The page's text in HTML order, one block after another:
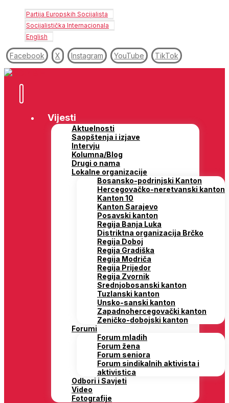
Partija Europskih Socijalista
Socijalistička Internacionala
English
Facebook X Instagram YouTube TikTok
Vijesti
Aktuelnosti
Saopštenja i izjave
Intervju
Kolumna/Blog
Drugi o nama
Lokalne organizacije
Bosansko-podrinjski Kanton
Hercegovačko-neretvanski kanton
Kanton 10
Kanton Sarajevo
Posavski kanton
Regija Banja Luka
Distriktna organizacija Brčko
Regija Doboj
Regija Gradiška
Regija Modriča
Regija Prijedor
Regija Zvornik
Srednjobosanski kanton
Tuzlanski kanton
Unsko-sanski kanton
Zapadnohercegovački kanton
Zeničko-dobojski kanton
Forumi
Forum mladih
Forum žena
Forum seniora
Forum sindikalnih aktivista i
aktivistica
Odbori i Savjeti
Video
Fotografije